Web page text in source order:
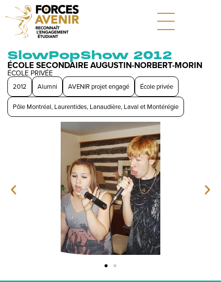
SlowPopShow 2012
ÉCOLE SECONDAIRE AUGUSTIN-NORBERT-MORIN
ÉCOLE PRIVÉE
2012 Alumni AVENIR projet engagé École privée
Pôle Montréal, Laurentides, Lanaudière, Laval et Montérégie